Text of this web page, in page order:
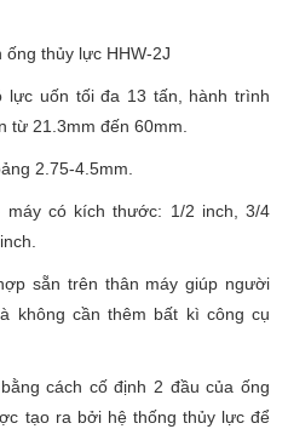
thủy lực HHW-2J
lực uốn tối đa 13 tấn, hành trình
từ 21.3mm đến 60mm.
2.75-4.5mm.
có kích thước: 1/2 inch, 3/4
sẵn trên thân máy giúp người
không cần thêm bất kì công cụ
cách cố định 2 đầu của ống
tạo ra bởi hệ thống thủy lực để